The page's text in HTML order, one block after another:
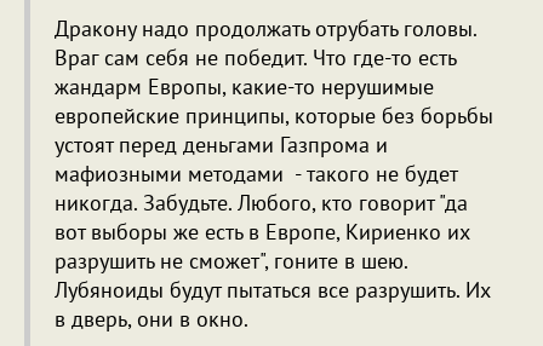
Дракону надо продолжать отрубать головы.
Враг сам себя не победит. Что где-то есть
жандарм Европы, какие-то нерушимые
европейские принципы, которые без борьбы
устоят перед деньгами Газпрома и
мафиозными методами - такого не будет
никогда. Забудьте. Любого, кто говорит "да
вот выборы же есть в Европе, Кириенко их
разрушить не сможет", гоните в шею.
Лубяноиды будут пытаться все разрушить. Их
в дверь, они в окно.